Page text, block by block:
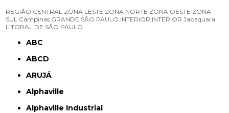
REGIÃO CENTRAL ZONA LESTE ZONA NORTE ZONA OESTE ZONA
SUL Campinas GRANDE SÃO PAULO INTERIOR INTERIOR Jabaquara
LITORAL DE SÃO PAULO
ABC
ABCD
ARUJÁ
Alphaville
Alphaville Industrial